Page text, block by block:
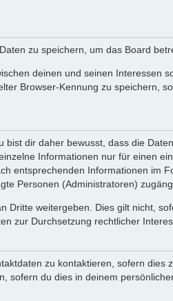
zu speichern, um das Board
deinen und seinen Interessen
Browser-Kennung zu speichern,
dir daher bewusst, dass die
Informationen nur für einen
entsprechenden Informationen im
Personen (Administratoren)
weitergeben. Dies gilt nicht,
zur Durchsetzung rechtlicher
zu kontaktieren, sofern
sofern du dies in deinem